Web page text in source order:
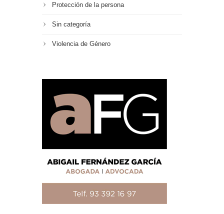
Protección de la persona
Sin categoría
Violencia de Género